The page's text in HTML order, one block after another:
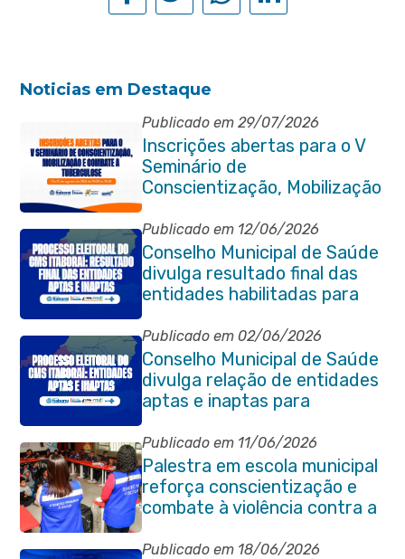
Noticias em Destaque
Publicado em 29/07/2026
Inscrições abertas para o V
Seminário de
Conscientização, Mobilização
e Combate à Tuberculose em
Itaboraí
Publicado em 12/06/2026
Conselho Municipal de Saúde
divulga resultado final das
entidades habilitadas para
eleição do quadriênio 2026-
2030
Publicado em 02/06/2026
Conselho Municipal de Saúde
divulga relação de entidades
aptas e inaptas para
processo eleitoral do
quadriênio 2026-2030
Publicado em 11/06/2026
Palestra em escola municipal
reforça conscientização e
combate à violência contra a
pessoa idosa em Itaboraí
Publicado em 18/06/2026